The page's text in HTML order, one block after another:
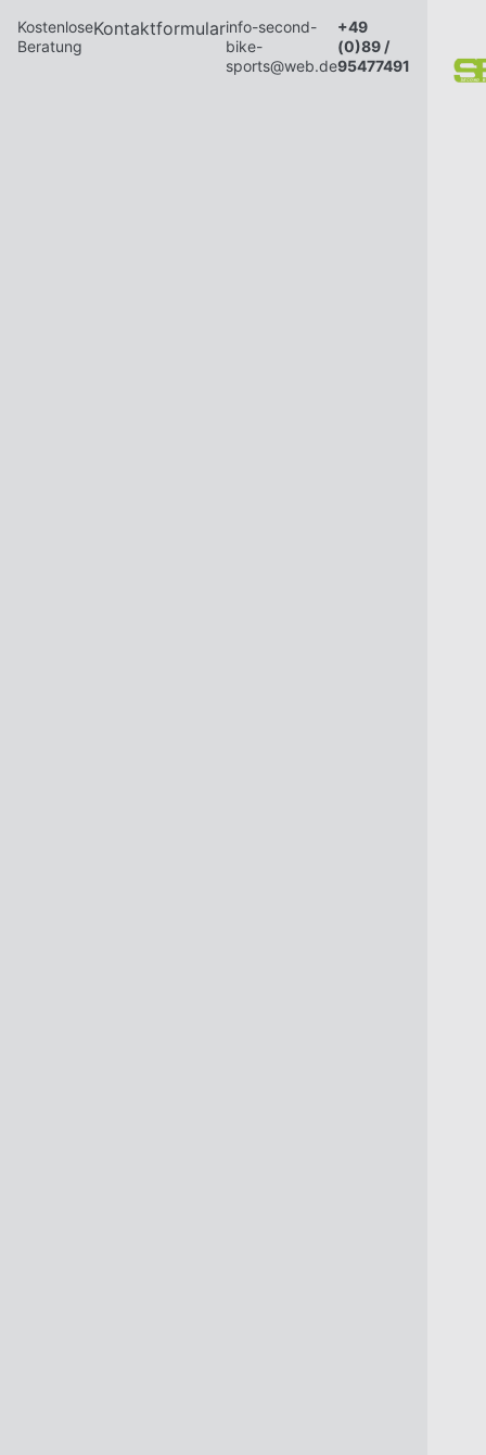
Kostenlose
Beratung
Kontaktformularinfo-second-
bike-
sports@web.de
+49
(0)89 /
95477491